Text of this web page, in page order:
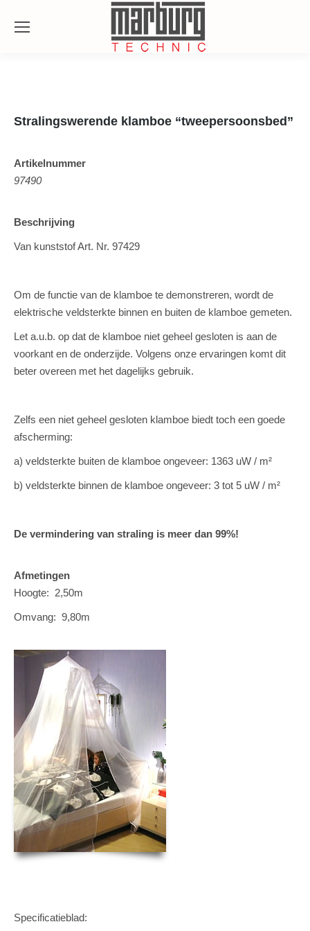
Stralingswerende klamboe “tweepersoonsbed”
Artikelnummer
97490
Beschrijving
Van kunststof Art. Nr. 97429
Om de functie van de klamboe te demonstreren, wordt de
elektrische veldsterkte binnen en buiten de klamboe gemeten.
Let a.u.b. op dat de klamboe niet geheel gesloten is aan de
voorkant en de onderzijde. Volgens onze ervaringen komt dit
beter overeen met het dagelijks gebruik.
Zelfs een niet geheel gesloten klamboe biedt toch een goede
afscherming:
a) veldsterkte buiten de klamboe ongeveer: 1363 uW / m²
b) veldsterkte binnen de klamboe ongeveer: 3 tot 5 uW / m²
De vermindering van straling is meer dan 99%!
Afmetingen
Hoogte: 2,50m
Omvang: 9,80m
Specificatieblad: